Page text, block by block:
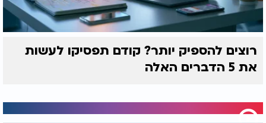
רוצים להספיק יותר? קודם תפסיקו לעשות
את 5 הדברים האלה